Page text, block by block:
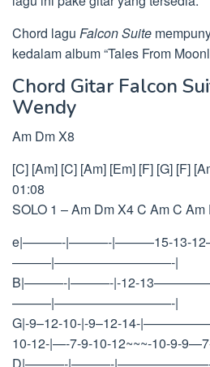
Chord lagu Falcon Suite
kedalam album “Tales From
Chord Gitar Falcon
Wendy
Am Dm X8
[C] [Am] [C] [Am] [Em] [F] [G] [F]
01:08
SOLO 1 – Am Dm X4 C Am C Am
e|———-|———-|———15-13-
———|—————————-|
B|———-|———-|-12-13—————-
———|—————————-|
G|-9–12-10-|-9–12-14-
10-12-|—-7-9-10-12~~~-10-9-